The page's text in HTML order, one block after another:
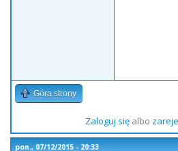
Góra strony
Zaloguj sięalbo
pon., 07/12/2015 - 20:33